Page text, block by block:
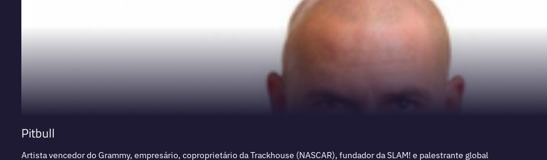
Pitbull
Artista vencedor do Grammy, empresário, coproprietário da Trackhouse (NASCAR), fundador da SLAM! e palestrante global